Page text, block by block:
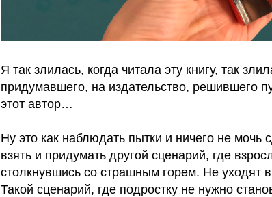
Я так злилась, когда читала эту книгу, так
придумавшего, на издательство, решившего
этот автор…
Ну это как наблюдать пытки и ничего не мочь
взять и придумать другой сценарий, где
столкнувшись со страшным горем. Не уходят
Такой сценарий, где подростку не нужно